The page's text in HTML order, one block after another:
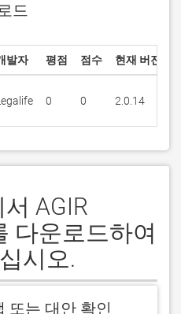
드
발자 평점 점수 현재 버전
0 0 2.0.14
AGIR
다운로드하여
시오.
또는 대안 확인